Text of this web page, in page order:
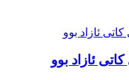
ئازاد بوو